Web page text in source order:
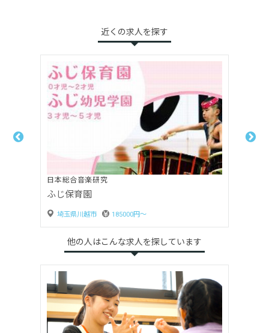
近くの求人を探す
社会福祉法人紀秀会
川越クレアモール保育園
埼玉県川越市 200000円〜
他の人はこんな求人を探しています